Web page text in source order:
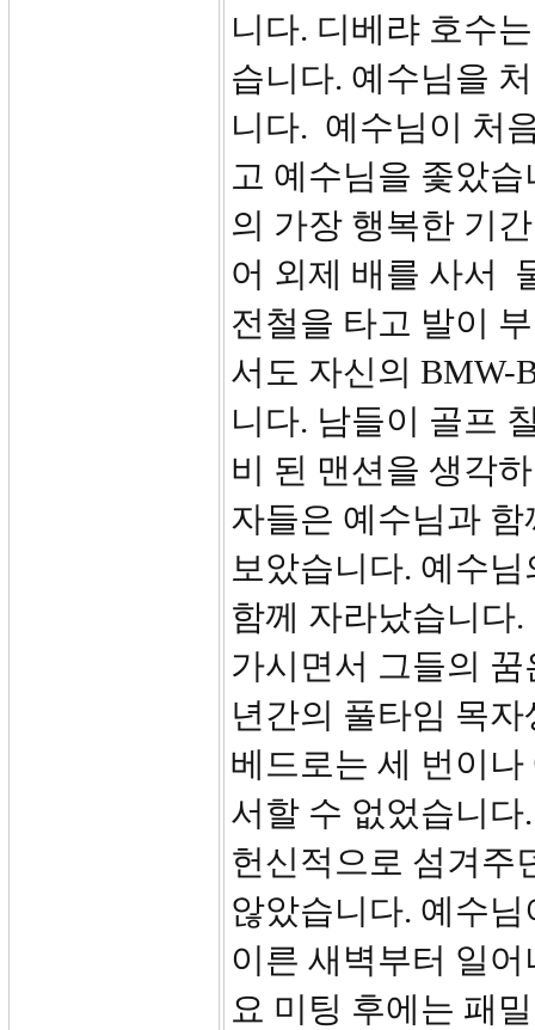
니다. 디베랴 호수
습니다. 예수님을
니다. 예수님이 처
고 예수님을 좇았
의 가장 행복한 기
어 외제 배를 사서
전철을 타고 발이
서도 자신의 BMW-
니다. 남들이 골프
비 된 맨션을 생각
자들은 예수님과
보았습니다. 예수
함께 자라났습니다
가시면서 그들의
년간의 풀타임 목
베드로는 세 번이
서할 수 없었습니
헌신적으로 섬겨주
않았습니다. 예수
이른 새벽부터 일
요 미팅 후에는 패